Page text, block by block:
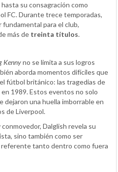
su consagración como
FC. Durante trece temporadas,
para el club,
más de treinta títulos.
Kennyno se limita a sus logros
aborda momentos difíciles que
fútbol británico: las tragedias de
1989. Estos eventos no solo
dejaron una huella imborrable en
de Liverpool.
Dalglish revela su
sino también como ser
tanto dentro como fuera